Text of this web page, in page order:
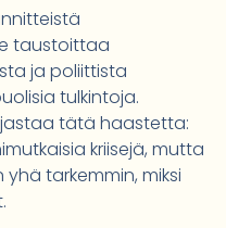
taustoittaa
ja poliittista
tulkintoja.
tätä haastetta:
kriisejä, mutta
tarkemmin, miksi